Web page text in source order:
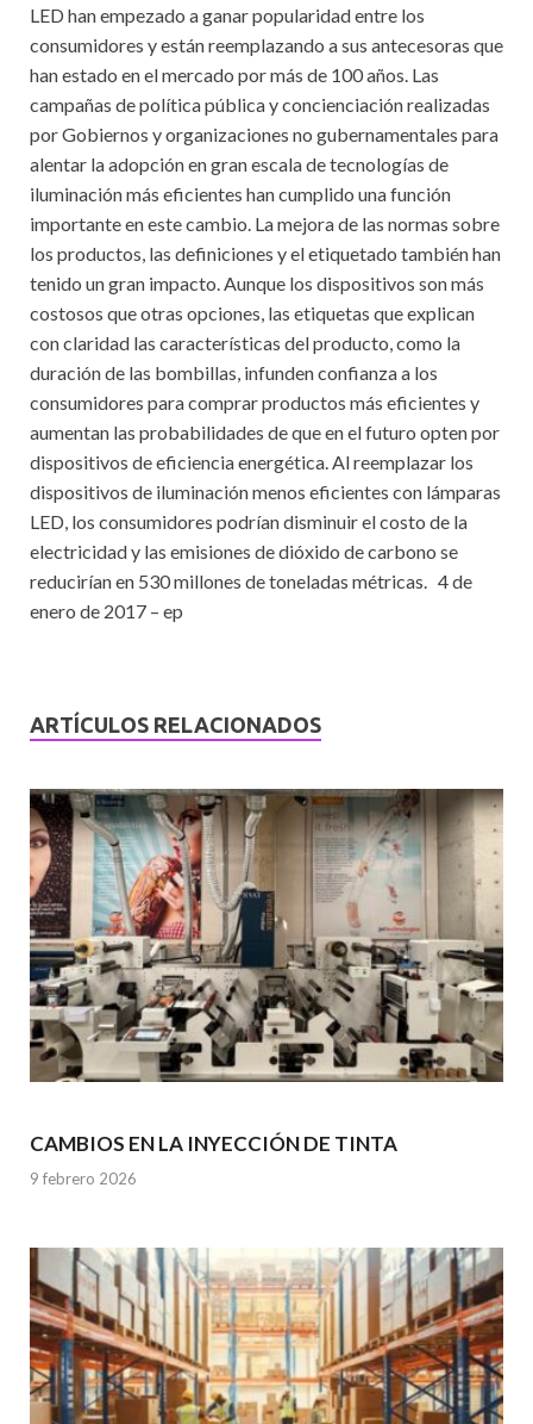
LED han empezado a ganar popularidad entre los
consumidores y están reemplazando a sus antecesoras que
han estado en el mercado por más de 100 años. Las
campañas de política pública y concienciación realizadas
por Gobiernos y organizaciones no gubernamentales para
alentar la adopción en gran escala de tecnologías de
iluminación más eficientes han cumplido una función
importante en este cambio. La mejora de las normas sobre
los productos, las definiciones y el etiquetado también han
tenido un gran impacto. Aunque los dispositivos son más
costosos que otras opciones, las etiquetas que explican
con claridad las características del producto, como la
duración de las bombillas, infunden confianza a los
consumidores para comprar productos más eficientes y
aumentan las probabilidades de que en el futuro opten por
dispositivos de eficiencia energética. Al reemplazar los
dispositivos de iluminación menos eficientes con lámparas
LED, los consumidores podrían disminuir el costo de la
electricidad y las emisiones de dióxido de carbono se
reducirían en 530 millones de toneladas métricas. 4 de
enero de 2017 – ep
ARTÍCULOS RELACIONADOS
CAMBIOS EN LA INYECCIÓN DE TINTA
9 febrero 2026